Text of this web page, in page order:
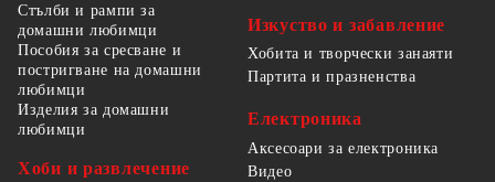
Стълби и рампи за
домашни любимци
Пособия за сресване и
постригване на домашни
любимци
Изделия за домашни
любимци
Хоби и развлечение
Изкуство и забавление
Хобита и творчески занаяти
Партита и празненства
Електроника
Аксесоари за електроника
Видео